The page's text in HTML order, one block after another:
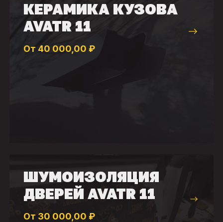
КЕРАМИКА КУЗОВА
AVATR 11
От 40 000,00 ₽
ШУМОИЗОЛЯЦИЯ
ДВЕРЕЙ AVATR 11
От 30 000,00 ₽